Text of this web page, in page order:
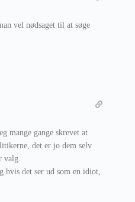
vel nødsaget til at søge
mange gange skrevet at
det er jo dem selv
valg.
hvis det ser ud som en idiot,